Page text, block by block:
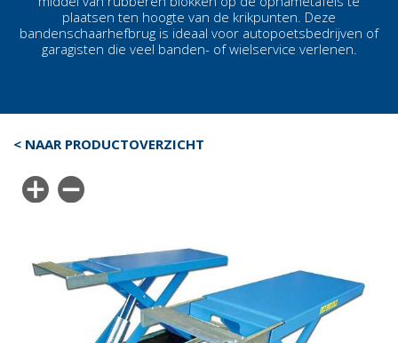
plaatsen ten hoogte van de krikpunten. Deze
bandenschaarhefbrug is ideaal voor autopoetsbedrijven of
garagisten die veel banden- of wielservice verlenen.
< NAAR PRODUCTOVERZICHT